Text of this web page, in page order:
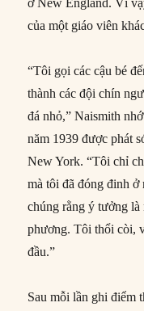
của một giáo viên
“Tôi gọi các cậu bé
thành các đội chín
đá nhỏ,” Naismith
năm 1939 được phát
New York. “Tôi chỉ
mà tôi đã đóng đinh
chúng rằng ý tưởng
phương. Tôi thổi còi,
đầu.”
Sau mỗi lần ghi điểm